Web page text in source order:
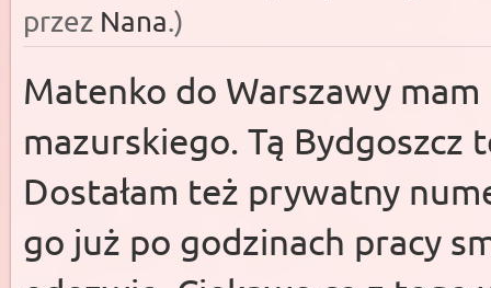
przez Nana.)
Matenko do Warszawy
mazurskiego. Tą Bydgoszcz
Dostałam też prywatny
go już po godzinach pracy